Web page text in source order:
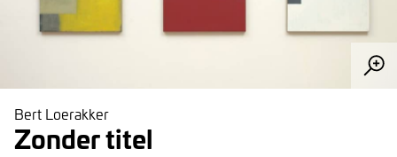
Bert Loerakker
Zonder titel